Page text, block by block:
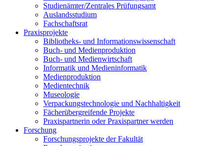
Studienämter/Zentrales Prüfungsamt
Auslandsstudium
Fachschaftsrat
Praxisprojekte
Bibliotheks- und Informationswissenschaft
Buch- und Medienproduktion
Buch- und Medienwirtschaft
Informatik und Medieninformatik
Medienproduktion
Medientechnik
Museologie
Verpackungstechnologie und Nachhaltigkeit
Fächerübergreifende Projekte
Praxispartnerin oder Praxispartner werden
Forschung
Forschungsprojekte der Fakultät